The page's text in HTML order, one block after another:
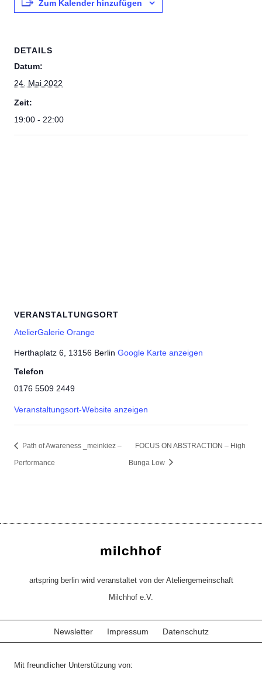
Zum Kalender hinzufügen
DETAILS
Datum:
24. Mai 2022
Zeit:
19:00 - 22:00
VERANSTALTUNGSORT
AtelierGalerie Orange
Herthaplatz 6, 13156 Berlin Google Karte anzeigen
Telefon
0176 5509 2449
Veranstaltungsort-Website anzeigen
Path of Awareness _meinkiez –
Performance
FOCUS ON ABSTRACTION – High
Bunga Low
artspring berlin wird veranstaltet von der Ateliergemeinschaft
Milchhof e.V.
Newsletter Impressum Datenschutz
Mit freundlicher Unterstützung von: